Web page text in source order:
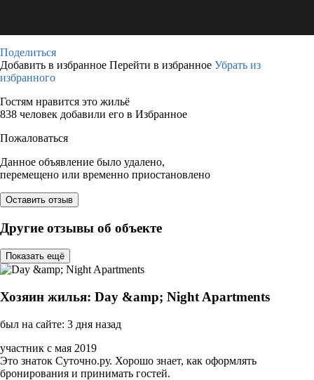
Поделиться
Добавить в избранное Перейти в избранное Убрать из
избранного
Гостям нравится это жильё
838 человек добавили его в Избранное
Пожаловаться
Данное объявление было удалено,
перемещено или временно приостановлено
Оставить отзыв
Другие отзывы об объекте
Показать ещё
Хозяин жилья: Day &amp; Night Apartments
был на сайте: 3 дня назад
участник с мая 2019
Это знаток Суточно.ру. Хорошо знает, как оформлять
бронирования и принимать гостей.